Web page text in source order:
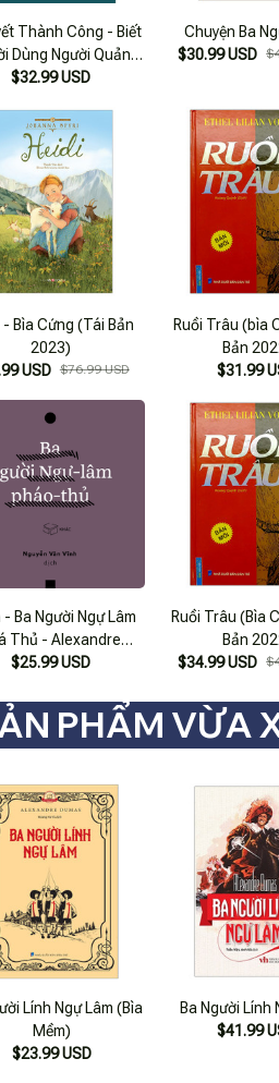
Thành Công - Biết
Dùng Người Quản
(tái Bản) - Bìa Cứng
$32.99 USD
Chuyện Ba
$30.99 USD
- Bìa Cứng (Tái Bản
2023)
USD $76.99 USD
Ruồi Trâu (bìa
Bản
$31.99
Ba Người Ngự Lâm
Thủ - Alexandre
Nguyễn Văn Vĩnh
$25.99 USD
Ruồi Trâu (Bìa
Bản
$34.99 USD
PHẨM VỪA
Lính Ngự Lâm (Bìa
Mềm)
$23.99 USD
Ba Người Lính
$41.99